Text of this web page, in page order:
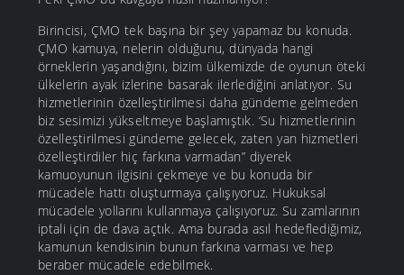
Birincisi, ÇMO tek başına bir şey yapamaz bu konuda.
ÇMO kamuya, nelerin olduğunu, dünyada hangi
örneklerin yaşandığını, bizim ülkemizde de oyunun öteki
ülkelerin ayak izlerine basarak ilerlediğini anlatıyor. Su
hizmetlerinin özelleştirilmesi daha gündeme gelmeden
biz sesimizi yükseltmeye başlamıştık. ‘Su hizmetlerinin
özelleştirilmesi gündeme gelecek, zaten yan hizmetleri
özelleştirdiler hiç farkına varmadan” diyerek
kamuoyunun ilgisini çekmeye ve bu konuda bir
mücadele hattı oluşturmaya çalışıyoruz. Hukuksal
mücadele yollarını kullanmaya çalışıyoruz. Su zamlarının
iptali için de dava açtık. Ama burada asıl hedeflediğimiz,
kamunun kendisinin bunun farkına varması ve hep
beraber mücadele edebilmek.